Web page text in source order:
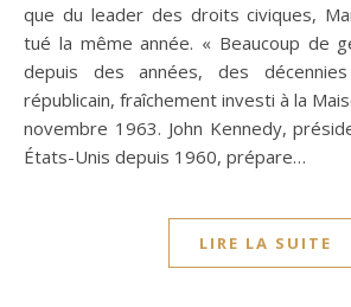
que du leader des droits civiques,
tué la même année. « Beaucoup de
depuis des années, des
républicain, fraîchement investi à la
novembre 1963. John Kennedy,
États-Unis depuis 1960, prépare…
LIRE LA SUITE